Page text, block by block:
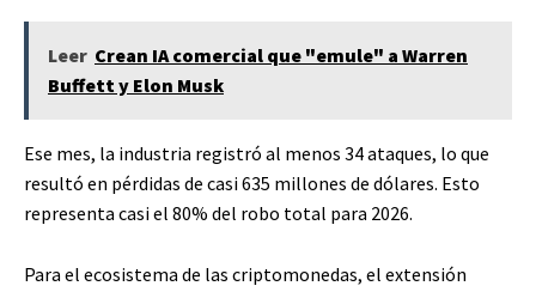
Leer Crean IA comercial que "emule" a Warren
Buffett y Elon Musk
Ese mes, la industria registró al menos 34 ataques, lo que
resultó en pérdidas de casi 635 millones de dólares. Esto
representa casi el 80% del robo total para 2026.
Para el ecosistema de las criptomonedas, el extensión